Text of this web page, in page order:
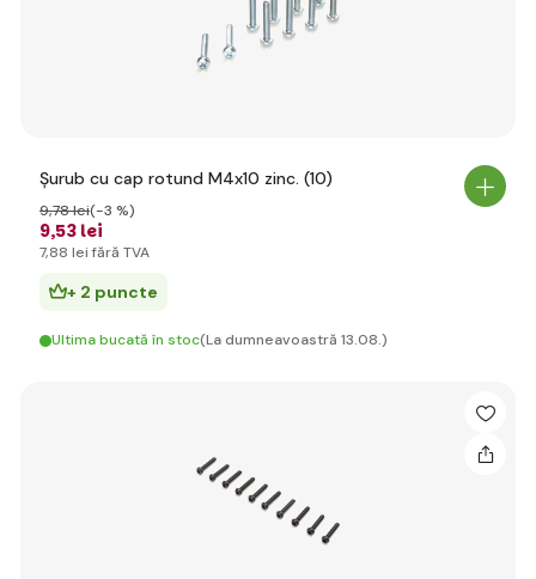
Șurub cu cap rotund M4x10 zinc. (10)
9,53 lei
9,78 lei(-3 %)
7,88 lei fără TVA
+ 2 puncte
Ultima bucată în stoc(La dumneavoastră 13.08.)